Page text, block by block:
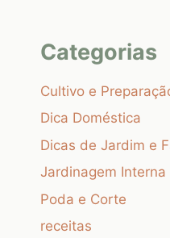
Categorias
Cultivo e
Dica Doméstica
Dicas de Jardim e
Jardinagem
Poda e Corte
receitas